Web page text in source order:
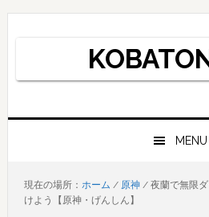
Skip
Skip
Skip
MENU
現在の場所： ホーム / 原神 /夜蘭で無限
けよう【原神・げんしん】